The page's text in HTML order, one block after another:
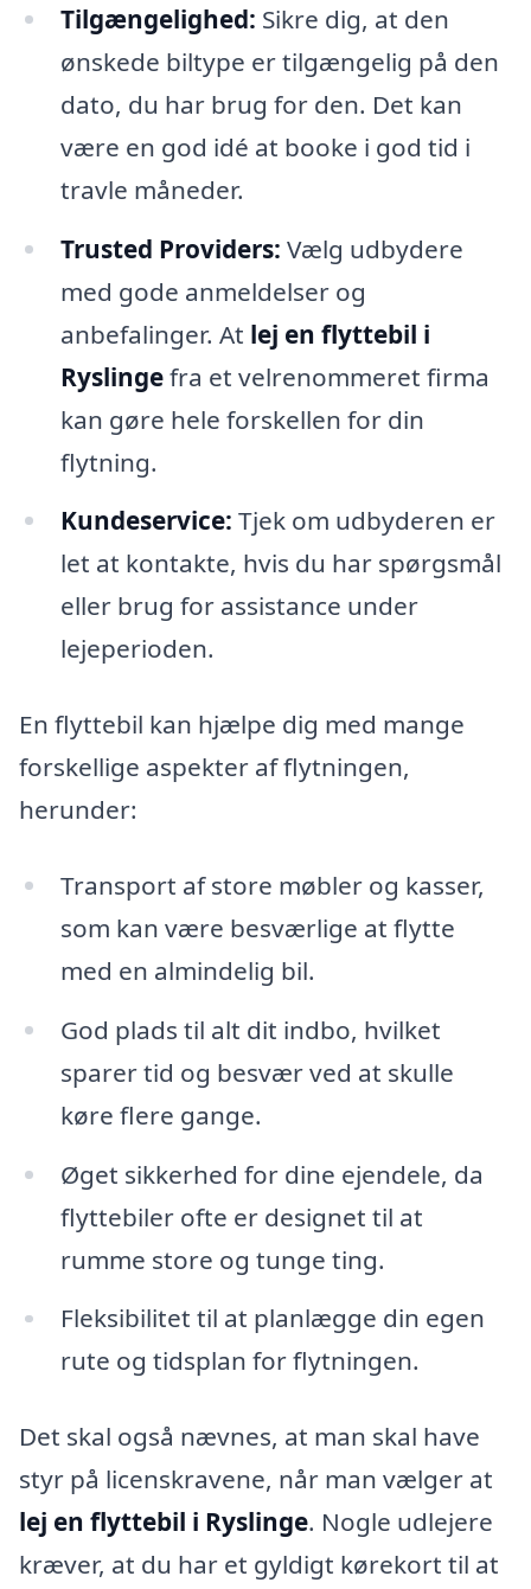
Tilgængelighed: Sikre dig, at den
ønskede biltype er tilgængelig på den
dato, du har brug for den. Det kan
være en god idé at booke i god tid i
travle måneder.
Trusted Providers: Vælg udbydere
med gode anmeldelser og
anbefalinger. At lej en flyttebil i
Ryslingefra et velrenommeret firma
kan gøre hele forskellen for din
flytning.
Kundeservice: Tjek om udbyderen er
let at kontakte, hvis du har spørgsmål
eller brug for assistance under
lejeperioden.
En flyttebil kan hjælpe dig med mange
forskellige aspekter af flytningen,
herunder:
Transport af store møbler og kasser,
som kan være besværlige at flytte
med en almindelig bil.
God plads til alt dit indbo, hvilket
sparer tid og besvær ved at skulle
køre flere gange.
Øget sikkerhed for dine ejendele, da
flyttebiler ofte er designet til at
rumme store og tunge ting.
Fleksibilitet til at planlægge din egen
rute og tidsplan for flytningen.
Det skal også nævnes, at man skal have
styr på licenskravene, når man vælger at
lej en flyttebil i Ryslinge. Nogle udlejere
kræver, at du har et gyldigt kørekort til at